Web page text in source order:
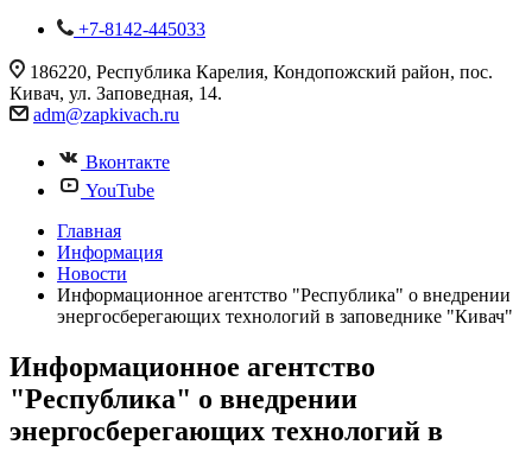
+7-8142-445033
186220, Республика Карелия, Кондопожский район, пос.
Кивач, ул. Заповедная, 14.
adm@zapkivach.ru
Вконтакте
YouTube
Главная
Информация
Новости
Информационное агентство "Республика" о внедрении
энергосберегающих технологий в заповеднике "Кивач"
Информационное агентство
"Республика" о внедрении
энергосберегающих технологий в